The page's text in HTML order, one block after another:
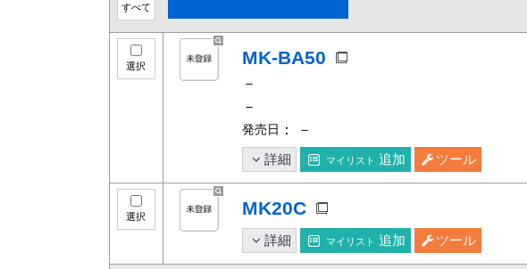
すべて
選択 MK-BA50
－
－
発売日 ： －
詳細 マイリスト 追加 ツール
選択 MK20C
詳細 マイリスト 追加 ツール